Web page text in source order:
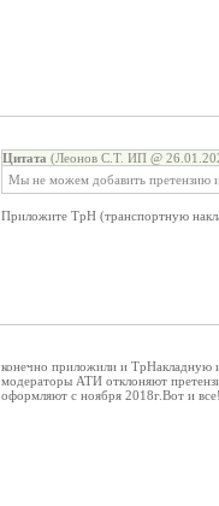
Цитата (Леонов С.Т. ИП @
Мы не можем добавить претензию
Приложите ТрН (транспортную
конечно приложили и ТрНакладную
модераторы АТИ отклоняют
оформляют с ноября 2018г.Вот и